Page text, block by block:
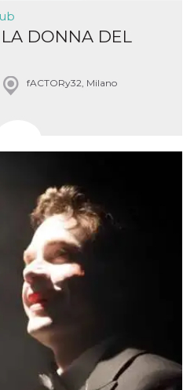
DONNA DEL
fACTORy32, Milano